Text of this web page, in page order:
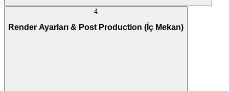
4
Render Ayarları & Post Production (İç Mekan)